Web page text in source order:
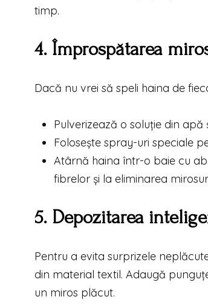
timp.
4. Împrospătarea
Dacă nu vrei să speli haina de
Pulverizează o soluție din
Folosește spray-uri speciale
Atârnă haina într-o baie cu
fibrelor și la eliminarea
5. Depozitarea
Pentru a evita surprizele
din material textil. Adaugă
un miros plăcut.